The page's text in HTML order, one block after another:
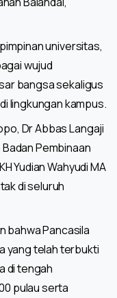
universitas,
wujud
bangsa sekaligus
lingkungan kampus.
Dr Abbas Langaji
Pembinaan
Yudian Wahyudi MA
di seluruh
bahwa Pancasila
yang telah terbukti
di tengah
pulau serta